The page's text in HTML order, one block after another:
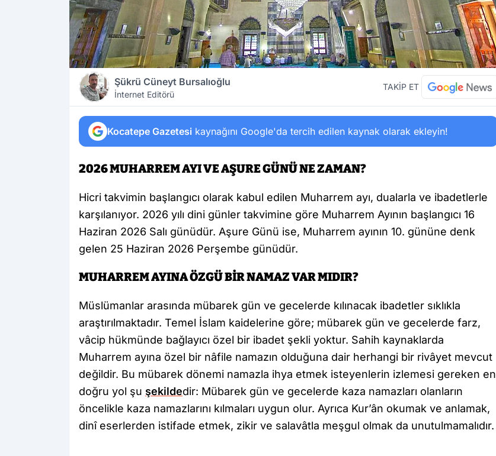
Şükrü Cüneyt Bursalıoğlu
İnternet Editörü
TAKİP ET
Kocatepe Gazetesi kaynağını Google'da tercih edilen kaynak olarak ekleyin!
2026 MUHARREM AYI VE AŞURE GÜNÜ NE ZAMAN?
Hicri takvimin başlangıcı olarak kabul edilen Muharrem ayı, dualarla ve ibadetlerle
karşılanıyor. 2026 yılı dini günler takvimine göre Muharrem Ayının başlangıcı 16
Haziran 2026 Salı günüdür. Aşure Günü ise, Muharrem ayının 10. gününe denk
gelen 25 Haziran 2026 Perşembe günüdür.
MUHARREM AYINA ÖZGÜ BİR NAMAZ VAR MIDIR?
Müslümanlar arasında mübarek gün ve gecelerde kılınacak ibadetler sıklıkla
araştırılmaktadır. Temel İslam kaidelerine göre; mübarek gün ve gecelerde farz,
vâcip hükmünde bağlayıcı özel bir ibadet şekli yoktur. Sahih kaynaklarda
Muharrem ayına özel bir nâfile namazın olduğuna dair herhangi bir rivâyet mevcut
değildir. Bu mübarek dönemi namazla ihya etmek isteyenlerin izlemesi gereken en
doğru yol şu şekildedir: Mübarek gün ve gecelerde kaza namazları olanların
öncelikle kaza namazlarını kılmaları uygun olur. Ayrıca Kur’ân okumak ve anlamak,
dinî eserlerden istifade etmek, zikir ve salavâtla meşgul olmak da unutulmamalıdır.